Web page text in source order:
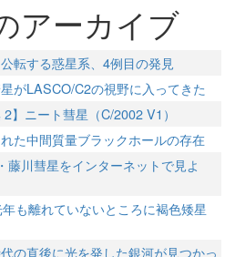
アーカイブ
転する惑星系、4例目の発見
がLASCO/C2の視野に入ってきた
2】ニート彗星（C/2002 V1）
た中間質量ブラックホールの存在
藤川彗星をインターネットで見よ
も離れていないところに褐色矮星
の直後に光を発した銀河が見つかっ